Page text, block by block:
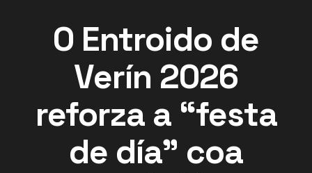
O Entroido de
Verín 2026
reforza a “festa
de día” coa